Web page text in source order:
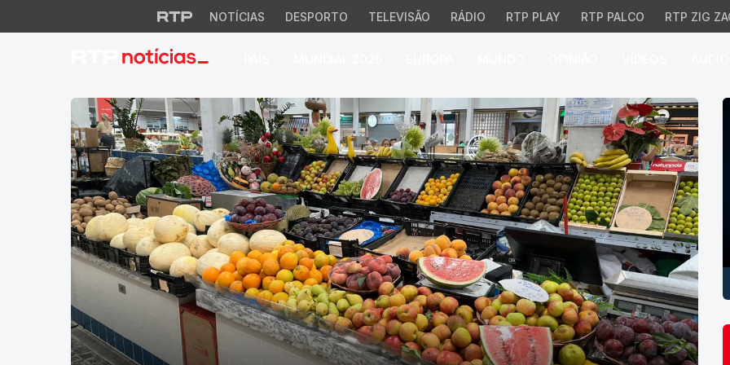
NOTÍCIAS DESPORTO TELEVISÃO RÁDIO RTP PLAY RTP PALCO RTP ZIG
RTP Notícias